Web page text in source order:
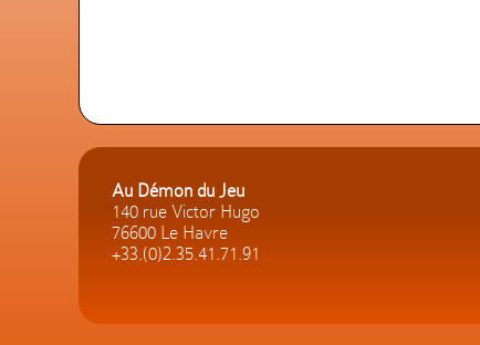
Au Démon du Jeu
140 rue Victor Hugo
76600 Le Havre
+33.(0)2.35.41.71.91